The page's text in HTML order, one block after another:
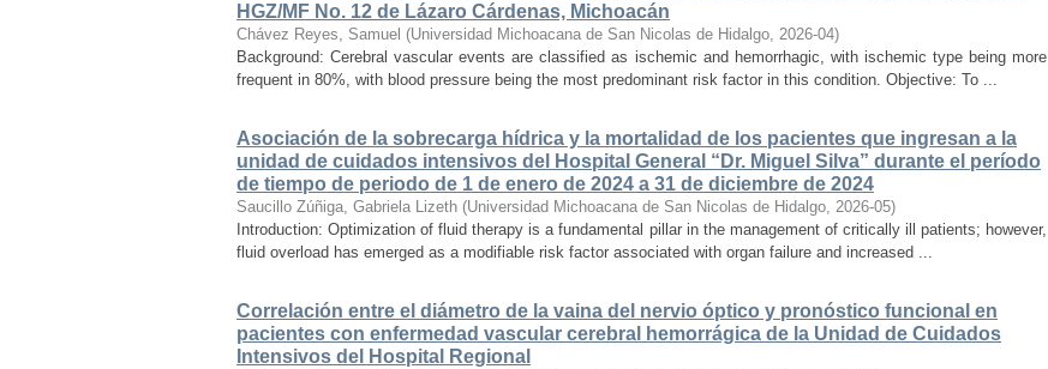
HGZ/MF No. 12 de Lázaro Cárdenas, Michoacán
Chávez Reyes, Samuel (Universidad Michoacana de San Nicolas de Hidalgo, 2026-04)
Background: Cerebral vascular events are classified as ischemic and hemorrhagic, with ischemic type being more
frequent in 80%, with blood pressure being the most predominant risk factor in this condition. Objective: To ...
Asociación de la sobrecarga hídrica y la mortalidad de los pacientes que ingresan a la
unidad de cuidados intensivos del Hospital General “Dr. Miguel Silva” durante el período
de tiempo de periodo de 1 de enero de 2024 a 31 de diciembre de 2024
Saucillo Zúñiga, Gabriela Lizeth (Universidad Michoacana de San Nicolas de Hidalgo, 2026-05)
Introduction: Optimization of fluid therapy is a fundamental pillar in the management of critically ill patients; however,
fluid overload has emerged as a modifiable risk factor associated with organ failure and increased ...
Correlación entre el diámetro de la vaina del nervio óptico y pronóstico funcional en
pacientes con enfermedad vascular cerebral hemorrágica de la Unidad de Cuidados
Intensivos del Hospital Regional